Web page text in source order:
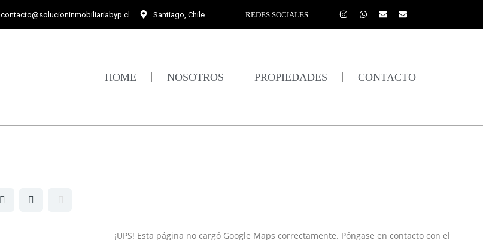
contacto@solucioninmobiliariabyp.cl Santiago, Chile REDES SOCIALES
HOME NOSOTROS PROPIEDADES CONTACTO
¡UPS! Esta página no cargó Google Maps correctamente. Póngase en contacto con el